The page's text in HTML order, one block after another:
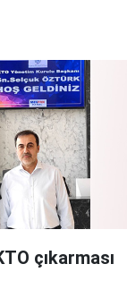
çıkarması